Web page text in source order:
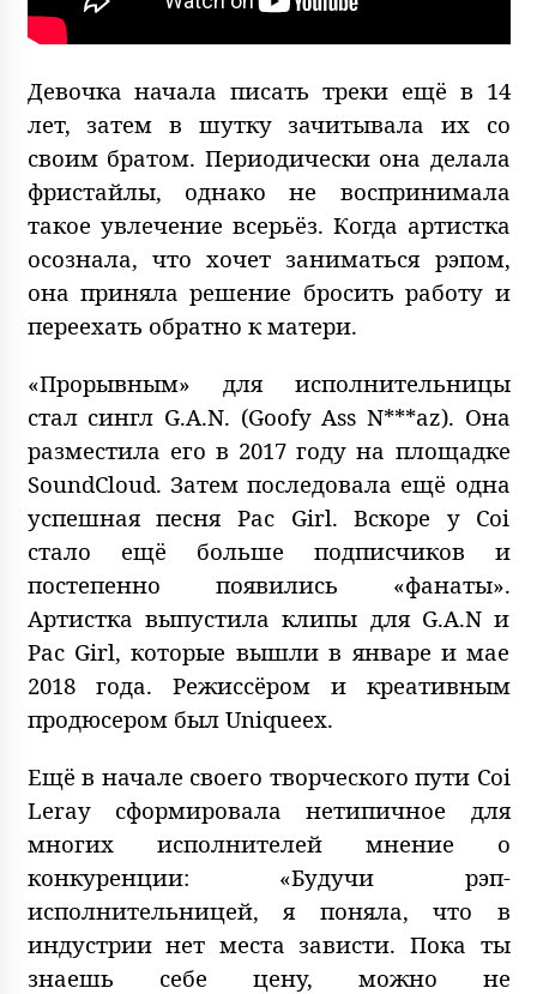
Девочка начала писать треки ещё в 14
лет, затем в шутку зачитывала их со
своим братом. Периодически она делала
фристайлы, однако не воспринимала
такое увлечение всерьёз. Когда артистка
осознала, что хочет заниматься рэпом,
она приняла решение бросить работу и
переехать обратно к матери.
«Прорывным» для исполнительницы
стал сингл G.A.N. (Goofy Ass N***az). Она
разместила его в 2017 году на площадке
SoundCloud. Затем последовала ещё одна
успешная песня Pac Girl. Вскоре у Coi
стало ещё больше подписчиков и
постепенно появились «фанаты».
Артистка выпустила клипы для G.A.N и
Pac Girl, которые вышли в январе и мае
2018 года. Режиссёром и креативным
продюсером был Uniqueex.
Ещё в начале своего творческого пути Coi
Leray сформировала нетипичное для
многих исполнителей мнение о
конкуренции: «Будучи рэп-
исполнительницей, я поняла, что в
индустрии нет места зависти. Пока ты
знаешь себе цену, можно не